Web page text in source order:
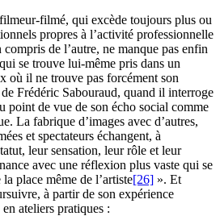
filmé, qui excède toujours plus ou
propres à l’activité professionnelle
de l’autre, ne manque pas enfin
se trouve lui-même pris dans un
où il ne trouve pas forcément son
Frédéric Sabouraud, quand il interroge
point de vue de son écho social comme
La fabrique d’images avec d’autres,
et spectateurs échangent, à
leur sensation, leur rôle et leur
avec une réflexion plus vaste qui se
place même de l’artiste[26] ». Et
à partir de son expérience
ateliers pratiques :